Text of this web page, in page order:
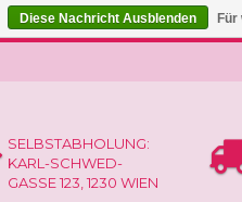
SELBSTABHOLUNG:
KARL-SCHWED-
GASSE 123, 1230 WIEN
Diese Nachricht Ausblenden